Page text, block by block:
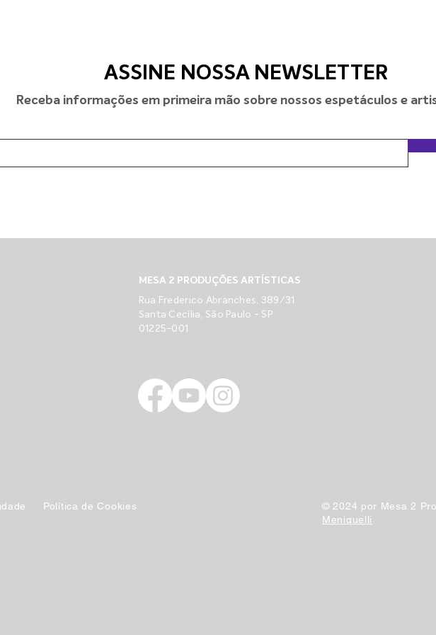
ASSINE NOSSA NEWSLETTER
Receba informações em primeira mão sobre nossos espetáculos e
MESA 2 PRODUÇÕES ARTÍSTICAS
Rua Frederico Abranches, 389/31
Santa Cecília, São Paulo - SP
01225-001
Política de Cookies
© 2024 por Mesa 2
Meniquelli